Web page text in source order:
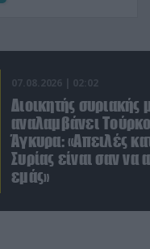
07.08.2026 | 02:02
Διοικητής συριακής
αναλαμβάνει
Άγκυρα: «Απειλές
Συρίας είναι σαν να
εμάς»